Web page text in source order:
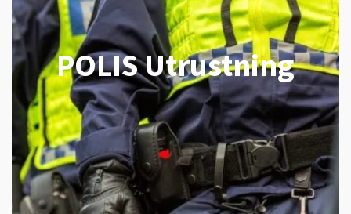
POLIS Utrustning